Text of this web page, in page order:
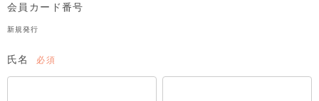
会員カード番号
新規発行
氏名
須)